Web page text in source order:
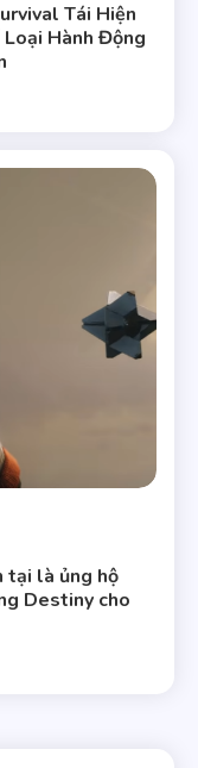
Tái Hiện
Loại Hành Động
tại là ủng hộ
Destiny cho